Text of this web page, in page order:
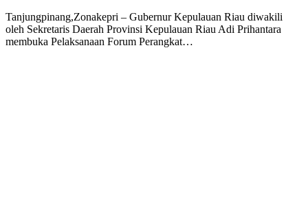
Tanjungpinang,Zonakepri – Gubernur Kepulauan Riau diwakili
oleh Sekretaris Daerah Provinsi Kepulauan Riau Adi Prihantara
membuka Pelaksanaan Forum Perangkat…